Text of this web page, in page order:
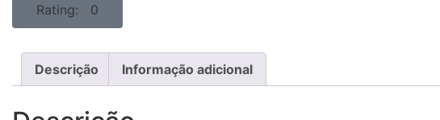
Rating: 0
Descrição Informação adicional